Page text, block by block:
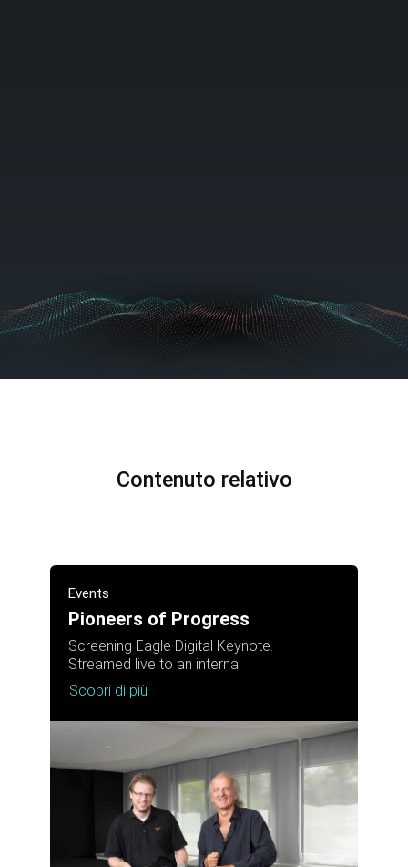
Contenuto relativo
Events
Pioneers of Progress
Screening Eagle Digital Keynote.
Streamed live to an interna
Scopri di più